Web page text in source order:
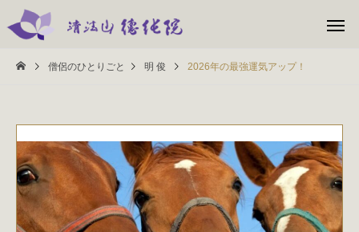
僧侶のひとりごと 明 俊 2026年の最強運気アップ！